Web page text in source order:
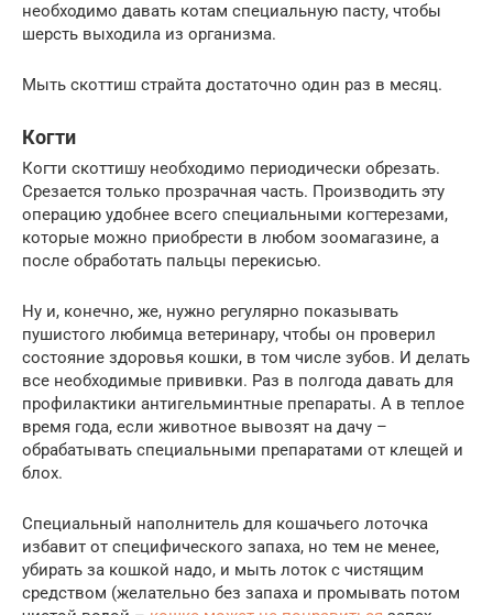
необходимо давать котам специальную пасту, чтобы
шерсть выходила из организма.
Мыть скоттиш страйта достаточно один раз в месяц.
Когти
Когти скоттишу необходимо периодически обрезать.
Срезается только прозрачная часть. Производить эту
операцию удобнее всего специальными когтерезами,
которые можно приобрести в любом зоомагазине, а
после обработать пальцы перекисью.
Ну и, конечно, же, нужно регулярно показывать
пушистого любимца ветеринару, чтобы он проверил
состояние здоровья кошки, в том числе зубов. И делать
все необходимые прививки. Раз в полгода давать для
профилактики антигельминтные препараты. А в теплое
время года, если животное вывозят на дачу –
обрабатывать специальными препаратами от клещей и
блох.
Специальный наполнитель для кошачьего лоточка
избавит от специфического запаха, но тем не менее,
убирать за кошкой надо, и мыть лоток с чистящим
средством (желательно без запаха и промывать потом